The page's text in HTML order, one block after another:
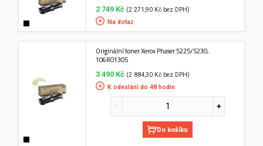
2 749 Kč (2 271,90 Kč bez DPH)
Na dotaz
Originální toner Xerox Phaser 5225/5230,
106R01305
3 490 Kč (2 884,30 Kč bez DPH)
K odeslání do 48 hodin
Do košíku